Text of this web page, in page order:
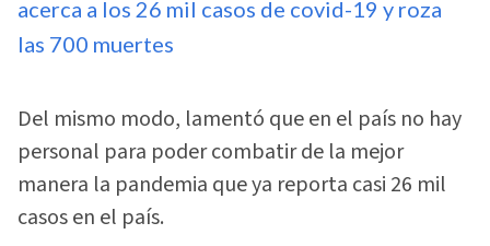
acerca a los 26 mil casos de covid-19 y roza
las 700 muertes
Del mismo modo, lamentó que en el país no hay
personal para poder combatir de la mejor
manera la pandemia que ya reporta casi 26 mil
casos en el país.